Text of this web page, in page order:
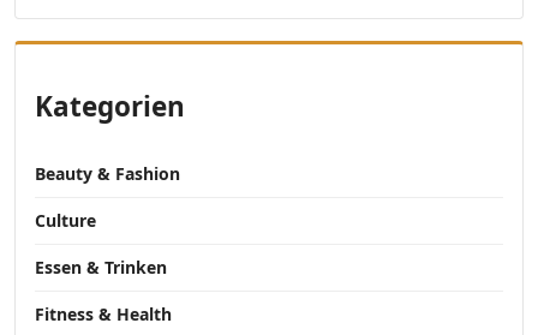
Kategorien
Beauty & Fashion
Culture
Essen & Trinken
Fitness & Health